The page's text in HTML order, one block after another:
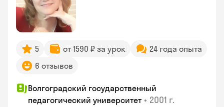
5 от 1590 ₽ за урок
24 года опыта
6 отзывов
Волгоградский государственный
педагогический университет • 2001 г.